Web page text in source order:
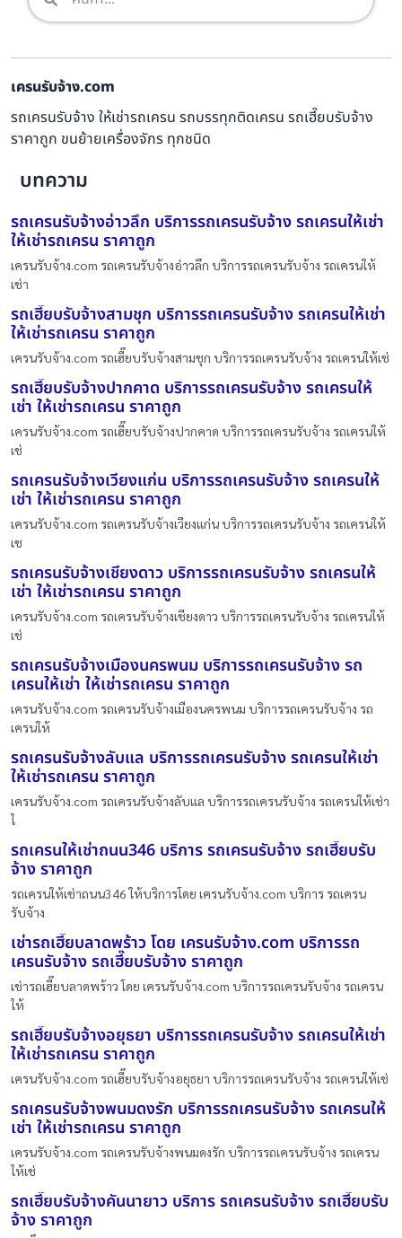
เครนรับจ้าง.com
รถเครนรับจ้าง ให้เช่ารถเครน รถบรรทุกติดเครน รถเฮี๊ยบรับจ้าง
ราคาถูก ขนย้ายเครื่องจักร ทุกชนิด
บทความ
รถเครนรับจ้างอ่าวลึก บริการรถเครนรับจ้าง รถเครนให้เช่า
ให้เช่ารถเครน ราคาถูก
เครนรับจ้าง.com รถเครนรับจ้างอ่าวลึก บริการรถเครนรับจ้าง รถเครนให้
เช่า
รถเฮี๊ยบรับจ้างสามชุก บริการรถเครนรับจ้าง รถเครนให้เช่า
ให้เช่ารถเครน ราคาถูก
เครนรับจ้าง.com รถเฮี๊ยบรับจ้างสามชุก บริการรถเครนรับจ้าง รถเครนให้เช่
รถเฮี๊ยบรับจ้างปากคาด บริการรถเครนรับจ้าง รถเครนให้
เช่า ให้เช่ารถเครน ราคาถูก
เครนรับจ้าง.com รถเฮี๊ยบรับจ้างปากคาด บริการรถเครนรับจ้าง รถเครนให้
เช่
รถเครนรับจ้างเวียงแก่น บริการรถเครนรับจ้าง รถเครนให้
เช่า ให้เช่ารถเครน ราคาถูก
เครนรับจ้าง.com รถเครนรับจ้างเวียงแก่น บริการรถเครนรับจ้าง รถเครนให้
เช
รถเครนรับจ้างเชียงดาว บริการรถเครนรับจ้าง รถเครนให้
เช่า ให้เช่ารถเครน ราคาถูก
เครนรับจ้าง.com รถเครนรับจ้างเชียงดาว บริการรถเครนรับจ้าง รถเครนให้
เช่
รถเครนรับจ้างเมืองนครพนม บริการรถเครนรับจ้าง รถ
เครนให้เช่า ให้เช่ารถเครน ราคาถูก
เครนรับจ้าง.com รถเครนรับจ้างเมืองนครพนม บริการรถเครนรับจ้าง รถ
เครนให้
รถเครนรับจ้างลับแล บริการรถเครนรับจ้าง รถเครนให้เช่า
ให้เช่ารถเครน ราคาถูก
เครนรับจ้าง.com รถเครนรับจ้างลับแล บริการรถเครนรับจ้าง รถเครนให้เช่า
ใ
รถเครนให้เช่าถนน346 บริการ รถเครนรับจ้าง รถเฮี๊ยบรับ
จ้าง ราคาถูก
รถเครนให้เช่าถนน346 ให้บริการโดย เครนรับจ้าง.com บริการ รถเครน
รับจ้าง
เช่ารถเฮี๊ยบลาดพร้าว โดย เครนรับจ้าง.com บริการรถ
เครนรับจ้าง รถเฮี๊ยบรับจ้าง ราคาถูก
เช่ารถเฮี๊ยบลาดพร้าว โดย เครนรับจ้าง.com บริการรถเครนรับจ้าง รถเครน
ให้
รถเฮี๊ยบรับจ้างอยุธยา บริการรถเครนรับจ้าง รถเครนให้เช่า
ให้เช่ารถเครน ราคาถูก
เครนรับจ้าง.com รถเฮี๊ยบรับจ้างอยุธยา บริการรถเครนรับจ้าง รถเครนให้เช่
รถเครนรับจ้างพนมดงรัก บริการรถเครนรับจ้าง รถเครนให้
เช่า ให้เช่ารถเครน ราคาถูก
เครนรับจ้าง.com รถเครนรับจ้างพนมดงรัก บริการรถเครนรับจ้าง รถเครน
ให้เช่
รถเฮี๊ยบรับจ้างคันนายาว บริการ รถเครนรับจ้าง รถเฮี๊ยบรับ
จ้าง ราคาถูก